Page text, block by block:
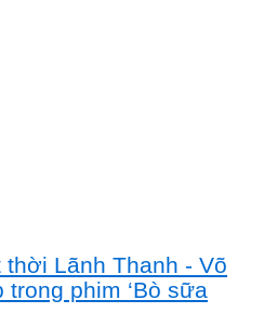
Lãnh Thanh - Võ
phim ‘Bò sữa